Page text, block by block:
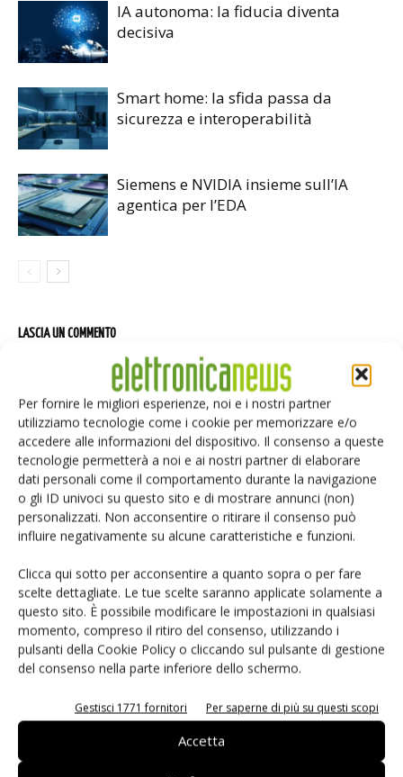
Per fornire le migliori esperienze, noi e i nostri partner
utilizziamo tecnologie come i cookie per memorizzare e/o
accedere alle informazioni del dispositivo. Il consenso a queste
tecnologie permetterà a noi e ai nostri partner di elaborare
dati personali come il comportamento durante la navigazione
o gli ID univoci su questo sito e di mostrare annunci (non)
personalizzati. Non acconsentire o ritirare il consenso può
influire negativamente su alcune caratteristiche e funzioni.
Clicca qui sotto per acconsentire a quanto sopra o per fare
scelte dettagliate. Le tue scelte saranno applicate solamente a
questo sito. È possibile modificare le impostazioni in qualsiasi
momento, compreso il ritiro del consenso, utilizzando i
pulsanti della Cookie Policy o cliccando sul pulsante di gestione
del consenso nella parte inferiore dello schermo.
Gestisci 1771 fornitori Per saperne di più su questi scopi
Accetta
IA autonoma: la fiducia diventa
decisiva
Smart home: la sfida passa da
sicurezza e interoperabilità
Siemens e NVIDIA insieme sull’IA
agentica per l’EDA
LASCIA UN COMMENTO
Salva il mio nome, email e sito web in questo browser per i
prossimi commenti.